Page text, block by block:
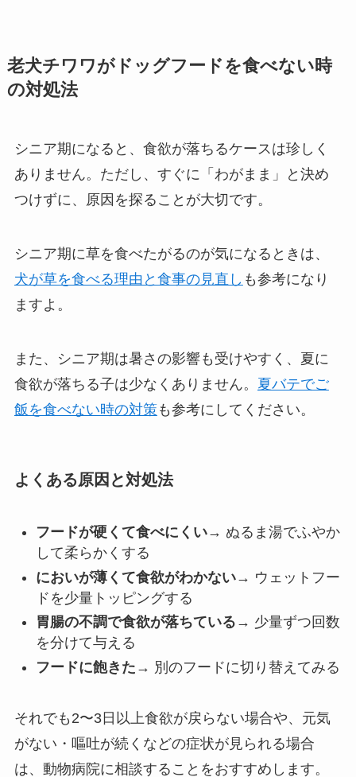
老犬チワワがドッグフードを食べない時
の対処法
シニア期になると、食欲が落ちるケースは珍しく
ありません。ただし、すぐに「わがまま」と決め
つけずに、原因を探ることが大切です。
シニア期に草を食べたがるのが気になるときは、
犬が草を食べる理由と食事の見直し も参考になり
ますよ。
また、シニア期は暑さの影響も受けやすく、夏に
食欲が落ちる子は少なくありません。 夏バテでご
飯を食べない時の対策も参考にしてください。
よくある原因と対処法
フードが硬くて食べにくい→ ぬるま湯でふやか
して柔らかくする
においが薄くて食欲がわかない→ ウェットフー
ドを少量トッピングする
胃腸の不調で食欲が落ちている → 少量ずつ回数
を分けて与える
フードに飽きた → 別のフードに切り替えてみる
それでも2〜3日以上食欲が戻らない場合や、元気
がない・嘔吐が続くなどの症状が見られる場合
は、動物病院に相談することをおすすめします。